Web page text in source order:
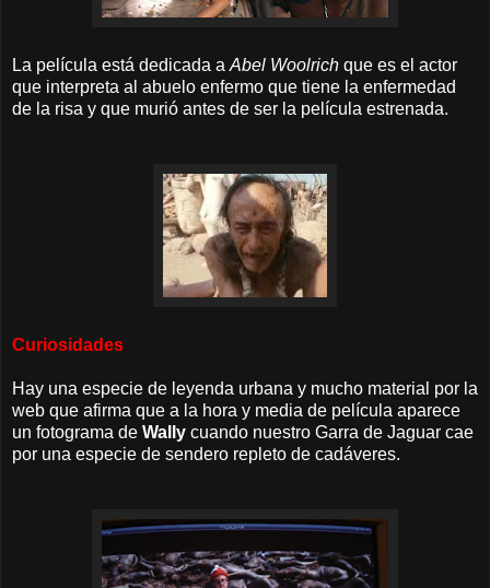
La película está dedicada a Abel Woolrich que es el actor
que interpreta al abuelo enfermo que tiene la enfermedad
de la risa y que murió antes de ser la película estrenada.
Curiosidades
Hay una especie de leyenda urbana y mucho material por la
web que afirma que a la hora y media de película aparece
un fotograma de Wally cuando nuestro Garra de Jaguar cae
por una especie de sendero repleto de cadáveres.